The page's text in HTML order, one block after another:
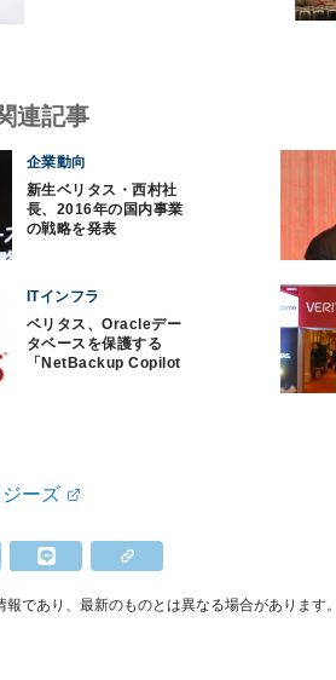
連記事
企業動向
新生ベリタス・西村社
長、2016年の国内事業
の戦略を発表
ITインフラ
ベリタス、Oracleデー
タベースを保護する
「NetBackup Copilot
ーズ
であり、最新のものとは異なる場合があります